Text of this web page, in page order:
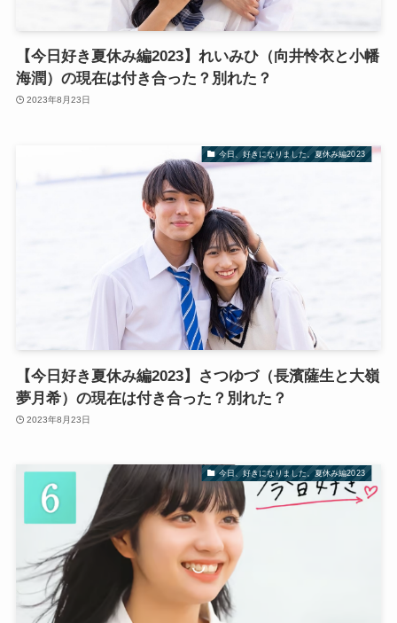
【今日好き夏休み編2023】れいみひ（向井怜衣と小幡
海潤）の現在は付き合った？別れた？
2023年8月23日
今日、好きになりました。夏休み編2023
【今日好き夏休み編2023】さつゆづ（長濱薩生と大嶺
夢月希）の現在は付き合った？別れた？
2023年8月23日
今日、好きになりました。夏休み編2023